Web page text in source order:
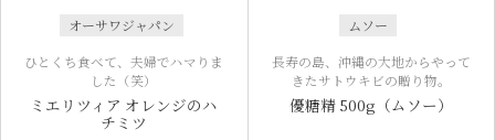
オーサワジャパン
ひとくち食べて、夫婦でハマりま
した（笑）
ミエリツィア オレンジのハ
チミツ
ムソー
長寿の島、沖縄の大地からやって
きたサトウキビの贈り物。
優糖精 500g（ムソー）